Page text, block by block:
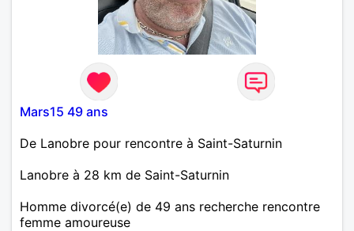
Mars15 49 ans
De Lanobre pour rencontre à Saint-Saturnin
Lanobre à 28 km de Saint-Saturnin
Homme divorcé(e) de 49 ans recherche rencontre
femme amoureuse